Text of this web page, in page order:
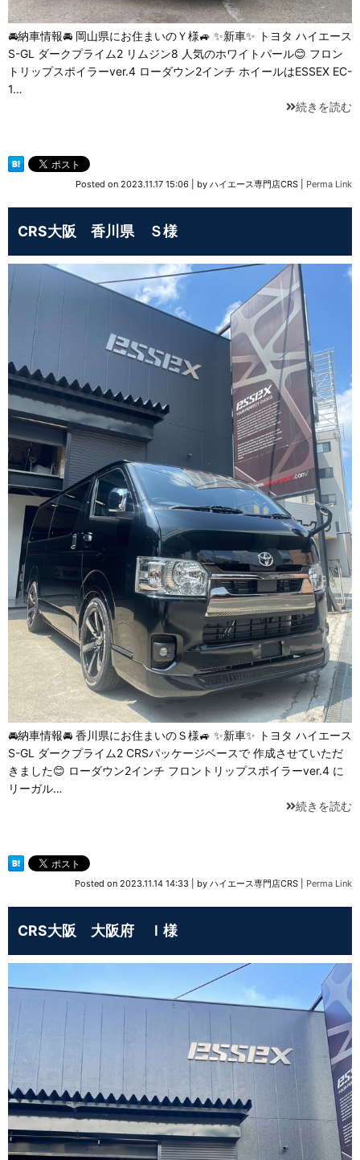
🚘納車情報🚘 岡山県にお住まいのＹ様🚙 ✨新車✨ トヨタ ハイエース
S-GL ダークプライム2 リムジン8 人気のホワイトパール😊 フロン
トリップスポイラーver.4 ローダウン2インチ ホイールはESSEX EC-
1…
続きを読む
Posted on 2023.11.17 15:06 by ハイエース専門店CRS Perma Link
CRS大阪 香川県 Ｓ様
🚘納車情報🚘 香川県にお住まいのＳ様🚙 ✨新車✨ トヨタ ハイエース
S-GL ダークプライム2 CRSパッケージベースで 作成させていただ
きました😊 ローダウン2インチ フロントリップスポイラーver.4 に
リーガル…
続きを読む
Posted on 2023.11.14 14:33 by ハイエース専門店CRS Perma Link
CRS大阪 大阪府 Ｉ様